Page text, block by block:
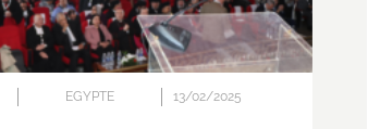
EGYPTE 13/02/2025